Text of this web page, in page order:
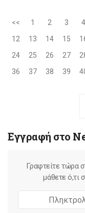
<< 1 2 3 4
12
13 14 15
24
25 26 27
36
37 38 39
Εγγραφή στο
Γραφτείτε τώρα
μάθετε ό,τι